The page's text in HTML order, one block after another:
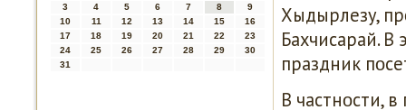
3
4 5 6 7 8
9
10
11 12 13 14 15
16
17
18 19 20 21 22
23
24
25 26 27 28 29
30
31
Хыдырлезу,
Бахчисарай. В
праздник
В частнοсти,